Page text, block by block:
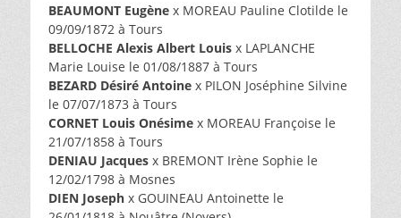
BEAUMONT Eugène x MOREAU Pauline Clotilde le
09/09/1872 à Tours
BELLOCHE Alexis Albert Louis x LAPLANCHE
Marie Louise le 01/08/1887 à Tours
BEZARD Désiré Antoine x PILON Joséphine Silvine
le 07/07/1873 à Tours
CORNET Louis Onésime x MOREAU Françoise le
21/07/1858 à Tours
DENIAU Jacques x BREMONT Irène Sophie le
12/02/1798 à Mosnes
DIEN Joseph x GOUINEAU Antoinette le